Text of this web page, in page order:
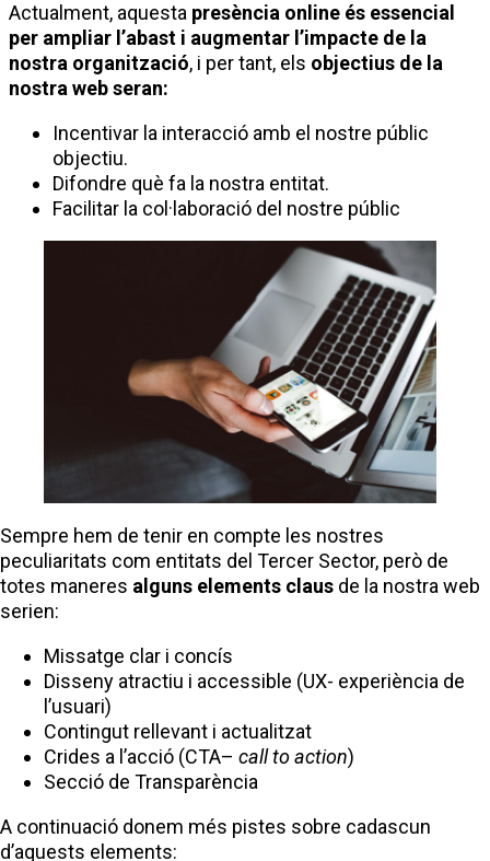
Actualment, aquesta presència online és essencial
per ampliar l’abast i augmentar l’impacte de la
nostra organització, i per tant, els objectius de la
nostra web seran:
Incentivar la interacció amb el nostre públic
objectiu.
Difondre què fa la nostra entitat.
Facilitar la col·laboració del nostre públic
Sempre hem de tenir en compte les nostres
peculiaritats com entitats del Tercer Sector, però de
totes maneres alguns elements claus de la nostra web
serien:
Missatge clar i concís
Disseny atractiu i accessible (UX- experiència de
l’usuari)
Contingut rellevant i actualitzat
Crides a l’acció (CTA– call to action)
Secció de Transparència
A continuació donem més pistes sobre cadascun
d’aquests elements: